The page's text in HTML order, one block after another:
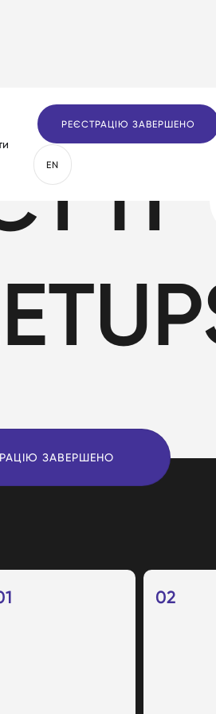
РЕЄСТРАЦІЮ ЗАВЕРШЕНО
EN
IT
ЗАВЕРШЕНО
02